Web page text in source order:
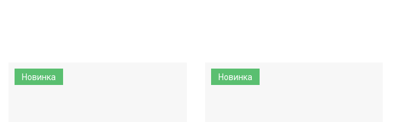
Новинка Новинка